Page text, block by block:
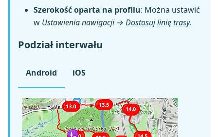
Szerokość oparta na profilu: Można ustawić
w Ustawienia nawigacji → Dostosuj linię trasy.
Podział interwału
Android iOS